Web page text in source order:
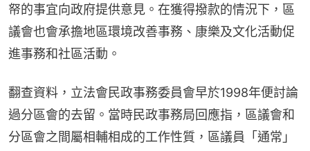
帑的事宜向政府提供意見。在獲得撥款的情況下，區
議會也會承擔地區環境改善事務、康樂及文化活動促
進事務和社區活動。
翻查資料，立法會民政事務委員會早於1998年便討論
過分區會的去留。當時民政事務局回應指，區議會和
分區會之間屬相輔相成的工作性質，區議員「通常」